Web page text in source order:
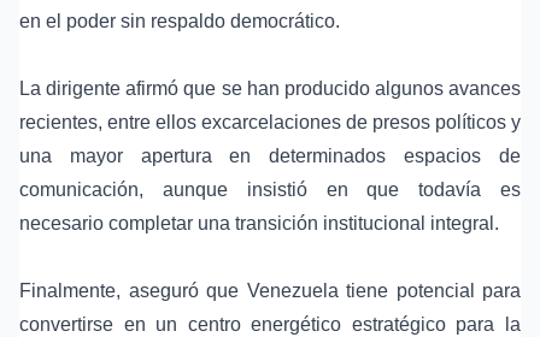
en el poder sin respaldo democrático.
La dirigente afirmó que se han producido algunos avances
recientes, entre ellos excarcelaciones de presos políticos y
una mayor apertura en determinados espacios de
comunicación, aunque insistió en que todavía es
necesario completar una transición institucional integral.
Finalmente, aseguró que Venezuela tiene potencial para
convertirse en un centro energético estratégico para la